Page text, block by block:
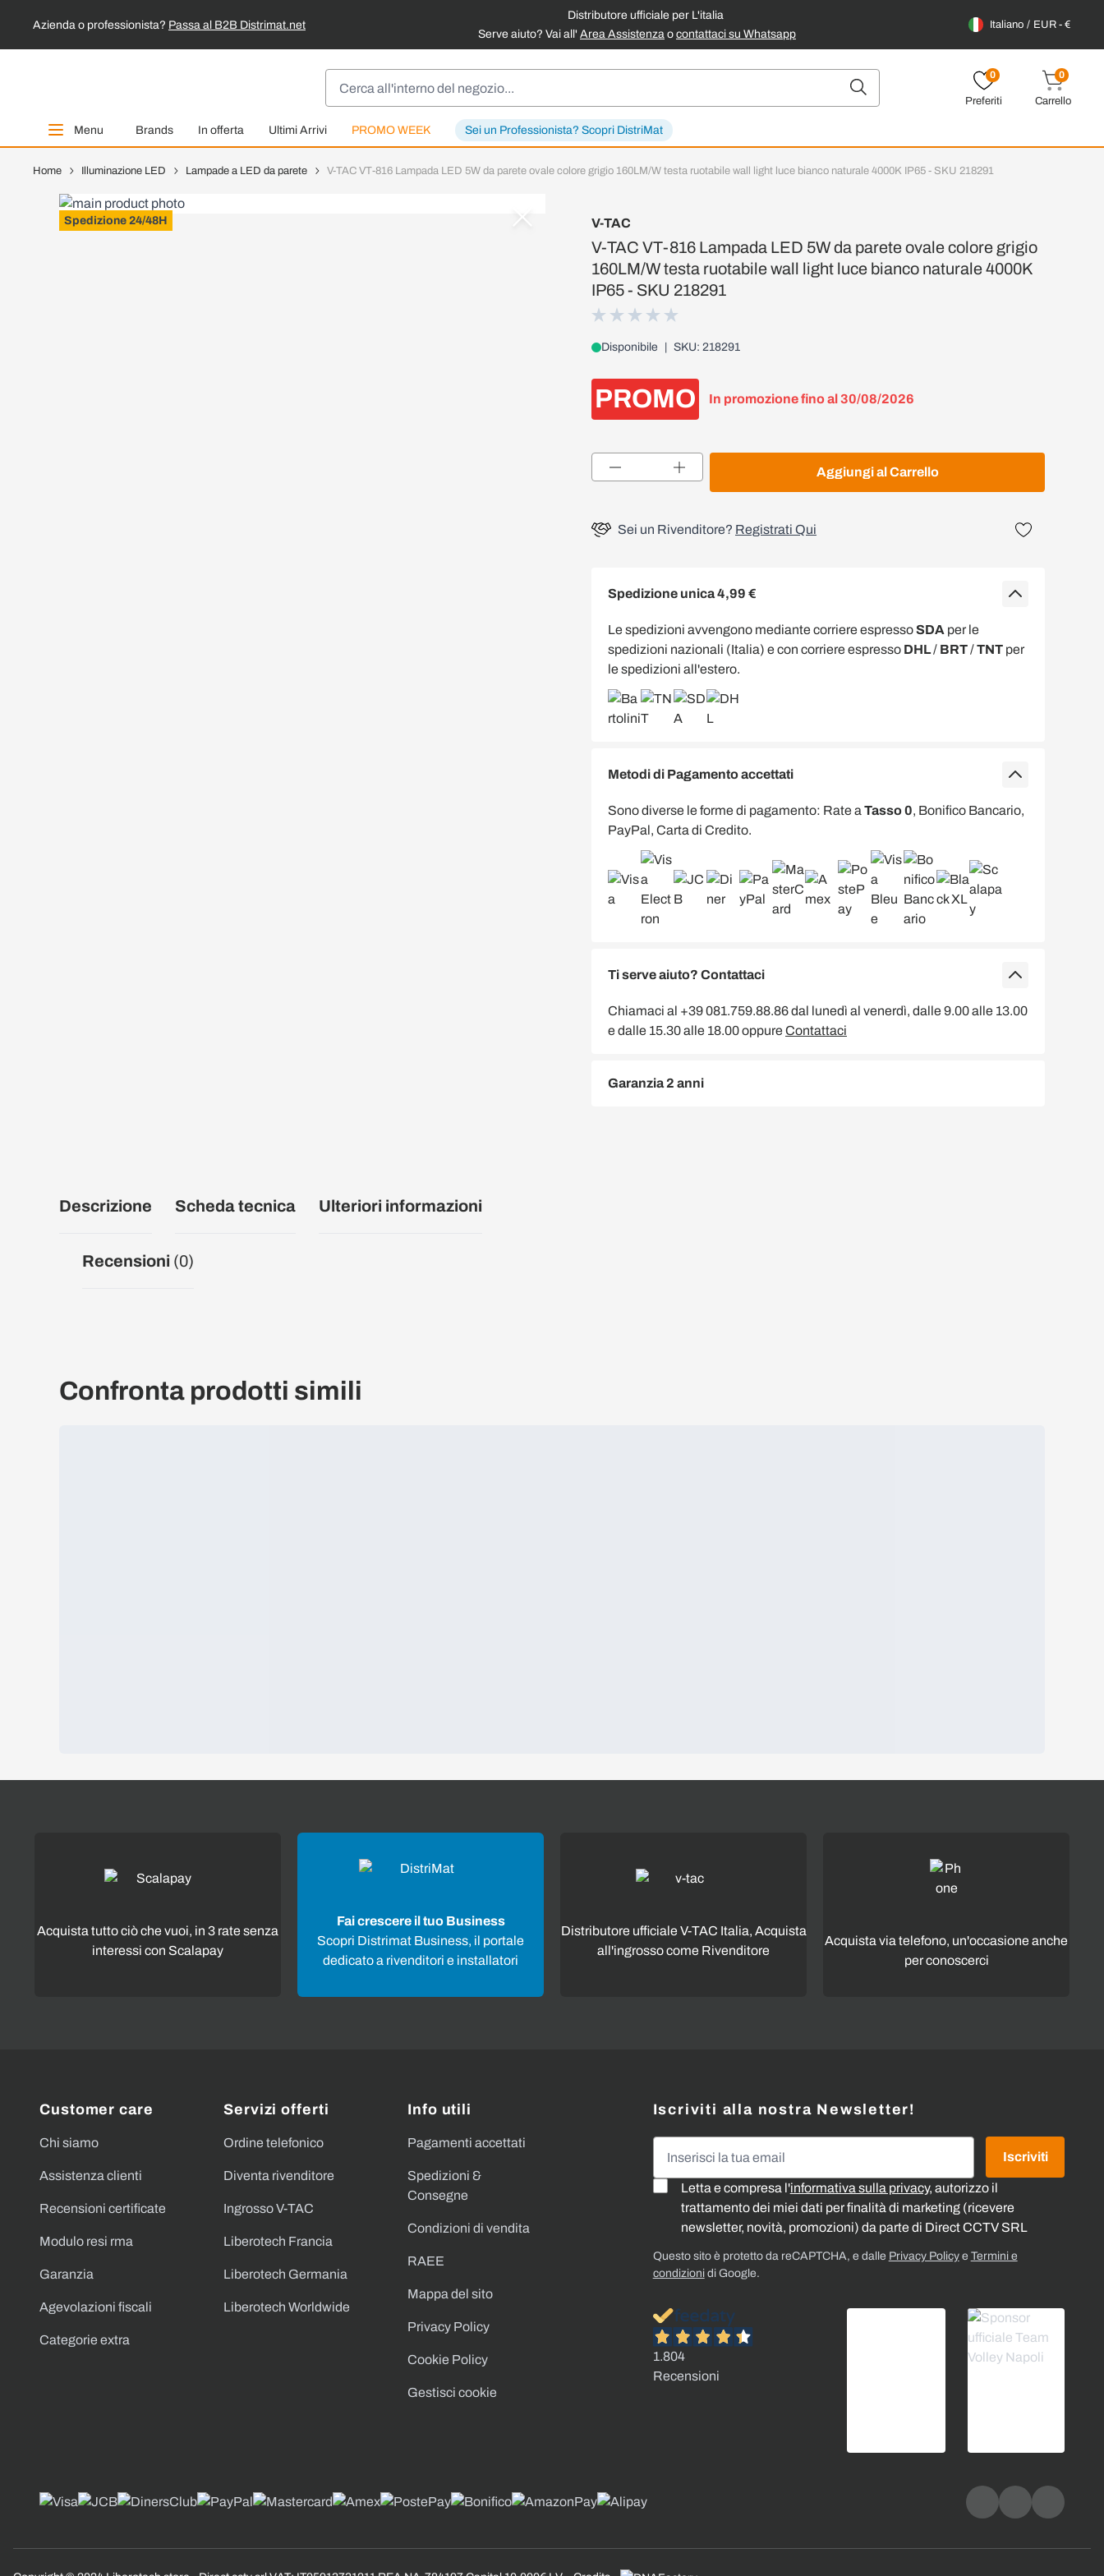
Azienda o professionista? Passa al B2B Distrimat.net
Distributore ufficiale per L'italia
Serve aiuto? Vai all' Area Assistenza o contattaci su Whatsapp
Italiano EUR - €
Menu Brands In offerta Ultimi Arrivi PROMO WEEK Sei un Professionista? Scopri DistriMat
0
Preferiti
0
Carrello
Home Illuminazione LED Lampade a LED da parete V-TAC VT-816 Lampada LED 5W da parete ovale colore grigio 160LM/W testa ruotabile wall light luce bianco naturale 4000K IP65 - SKU 218291
Spedizione 24/48H V-TAC
V-TAC VT-816 Lampada LED 5W da parete ovale colore grigio
160LM/W testa ruotabile wall light luce bianco naturale 4000K
IP65 - SKU 218291
Disponibile SKU: 218291
PROMO In promozione fino al 30/08/2026
Aggiungi al Carrello
Sei un Rivenditore? Registrati Qui
Spedizione unica 4,99 €
Le spedizioni avvengono mediante corriere espressoSDA per le
spedizioni nazionali (Italia) e con corriere espresso DHL/ BRT/TNT per
le spedizioni all'estero.
Metodi di Pagamento accettati
Sono diverse le forme di pagamento: Rate a Tasso 0, Bonifico Bancario,
PayPal, Carta di Credito.
Ti serve aiuto? Contattaci
Chiamaci al +39 081.759.88.86 dal lunedì al venerdì, dalle 9.00 alle 13.00
e dalle 15.30 alle 18.00 oppureContattaci
Garanzia 2 anni
Descrizione Scheda tecnica Ulteriori informazioni
Recensioni (0)
Confronta prodotti simili
Acquista tutto ciò che vuoi, in 3 rate senza
interessi con Scalapay
Fai crescere il tuo Business
Scopri Distrimat Business, il portale
dedicato a rivenditori e installatori
Distributore ufficiale V-TAC Italia, Acquista
all'ingrosso come Rivenditore
Acquista via telefono, un'occasione anche
per conoscerci
Customer care
Chi siamo
Assistenza clienti
Recensioni certificate
Modulo resi rma
Garanzia
Agevolazioni fiscali
Categorie extra
Servizi offerti
Ordine telefonico
Diventa rivenditore
Ingrosso V-TAC
Liberotech Francia
Liberotech Germania
Liberotech Worldwide
Info utili
Pagamenti accettati
Spedizioni &
Consegne
Condizioni di vendita
RAEE
Mappa del sito
Privacy Policy
Cookie Policy
Gestisci cookie
Iscriviti alla nostra Newsletter!
Letta e compresa l'informativa sulla privacy, autorizzo il
trattamento dei miei dati per finalità di marketing (ricevere
newsletter, novità, promozioni) da parte di Direct CCTV SRL
Iscriviti
Questo sito è protetto da reCAPTCHA, e dalle Privacy Policye Termini e
condizionidi Google.
1.804
Recensioni